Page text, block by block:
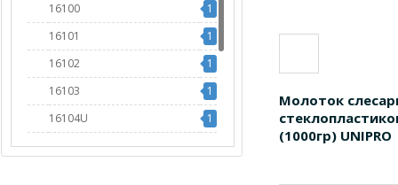
16100
1
16101
1
16102
1
16103
1
16104U
1
16105U
1
Молоток
(1000гр) UNIPRO